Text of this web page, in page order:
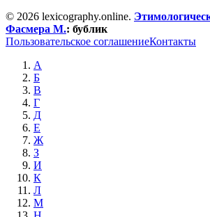
© 2026 lexicography.online.
Фасмера М.: бублик
Пользовательское соглашениеКонтакты
А
Б
В
Г
Д
Е
Ж
З
И
К
Л
М